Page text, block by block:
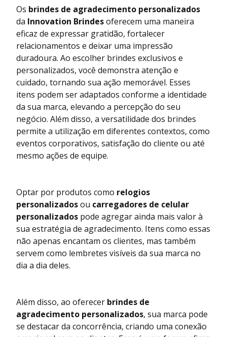
Os brindes de agradecimento personalizados
da Innovation Brindesoferecem uma maneira
eficaz de expressar gratidão, fortalecer
relacionamentos e deixar uma impressão
duradoura. Ao escolher brindes exclusivos e
personalizados, você demonstra atenção e
cuidado, tornando sua ação memorável. Esses
itens podem ser adaptados conforme a identidade
da sua marca, elevando a percepção do seu
negócio. Além disso, a versatilidade dos brindes
permite a utilização em diferentes contextos, como
eventos corporativos, satisfação do cliente ou até
mesmo ações de equipe.
Optar por produtos como relogios
personalizadosou carregadores de celular
personalizados pode agregar ainda mais valor à
sua estratégia de agradecimento. Itens como essas
não apenas encantam os clientes, mas também
servem como lembretes visíveis da sua marca no
dia a dia deles.
Além disso, ao oferecer brindes de
agradecimento personalizados, sua marca pode
se destacar da concorrência, criando uma conexão